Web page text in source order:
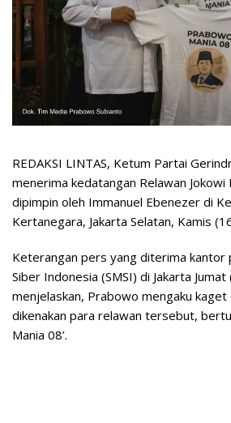
REDAKSI LINTAS, Ketum Partai
menerima kedatangan Relawan Jokowi
dipimpin oleh Immanuel Ebenezer di
Kertanegara, Jakarta Selatan, Kamis
Keterangan pers yang diterima kantor
Siber Indonesia (SMSI) di Jakarta
menjelaskan, Prabowo mengaku
dikenakan para relawan tersebut,
Mania 08’.